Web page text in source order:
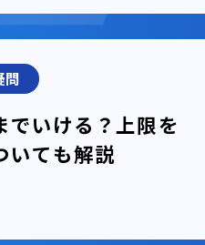
問
でいける？上限を
いても解説